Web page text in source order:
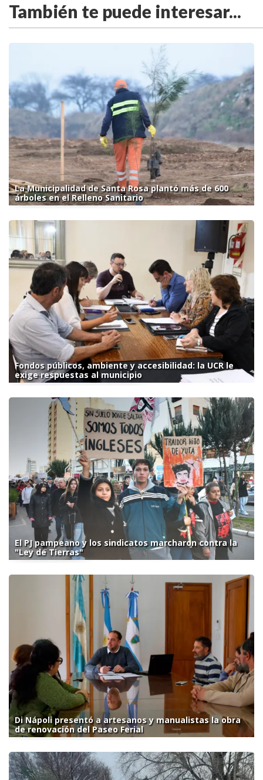
También te puede interesar...
La Municipalidad de Santa Rosa plantó más de 600
árboles en el Relleno Sanitario
Fondos públicos, ambiente y accesibilidad: la UCR le
exige respuestas al municipio
El PJ pampeano y los sindicatos marcharon contra la
"Ley de Tierras"
Di Nápoli presentó a artesanos y manualistas la obra
de renovación del Paseo Ferial